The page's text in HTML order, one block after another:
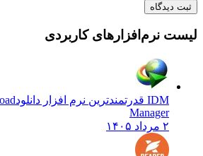
ثبت دیدگاه
لیست نرم‌افزارهای کاربردی
IDM قدرتمندترین نرم افزار دانلود
Manager
۲ مرداد ۱۴۰۵